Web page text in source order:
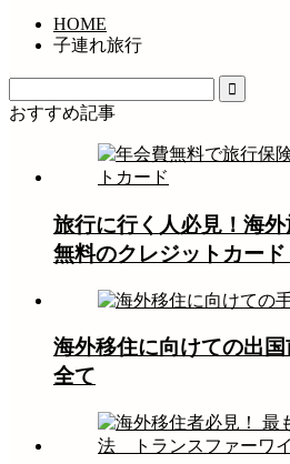
HOME
子連れ旅行
おすすめ記事
旅行に行く人必見！海
無料のクレジットカード
海外移住に向けての出
全て